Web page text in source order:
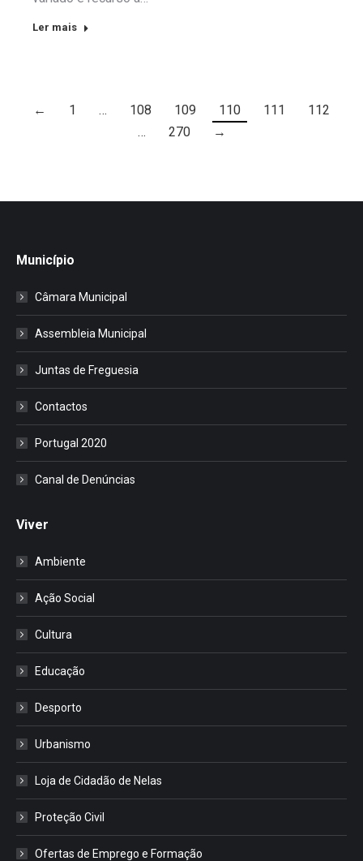
Ler mais
← 1 … 108 109 110 111
112
…
270 →
Município
Câmara Municipal
Assembleia Municipal
Juntas de Freguesia
Contactos
Portugal 2020
Canal de Denúncias
Viver
Ambiente
Ação Social
Cultura
Educação
Desporto
Urbanismo
Loja de Cidadão de Nelas
Proteção Civil
Ofertas de Emprego e Formação